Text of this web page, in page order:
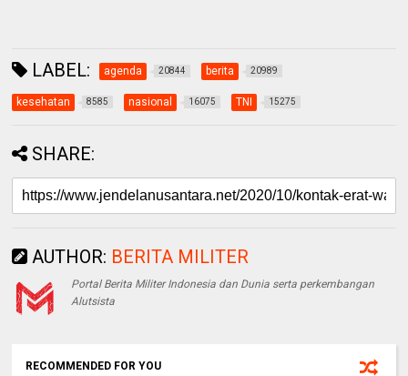
LABEL: agenda 20844 berita 20989
kesehatan 8585 nasional 16075 TNI 15275
SHARE:
AUTHOR: BERITA MILITER
Portal Berita Militer Indonesia dan Dunia serta perkembangan
Alutsista
RECOMMENDED FOR YOU